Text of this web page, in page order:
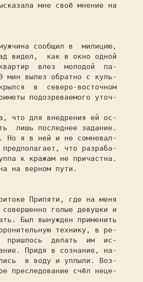
мне своё мнение на
сообщил в  милицию,
видел,  как в окно одной
влез  молодой  па-
мин вылез обратно с куль-
в  северо-восточном
подозреваемого уточ-
лишь последнее задание.
Но я в ней и не сомневал-
что разраба-
к кражам не причастна.
на верном пути.
Припяти, где на меня
голые девушки и
Был вынужден применить
технику, в ре-
пришлось  делать  им  ис-
Придя в сознание, на-
в воду и уплыли. Воз-
преследование счёл неце-